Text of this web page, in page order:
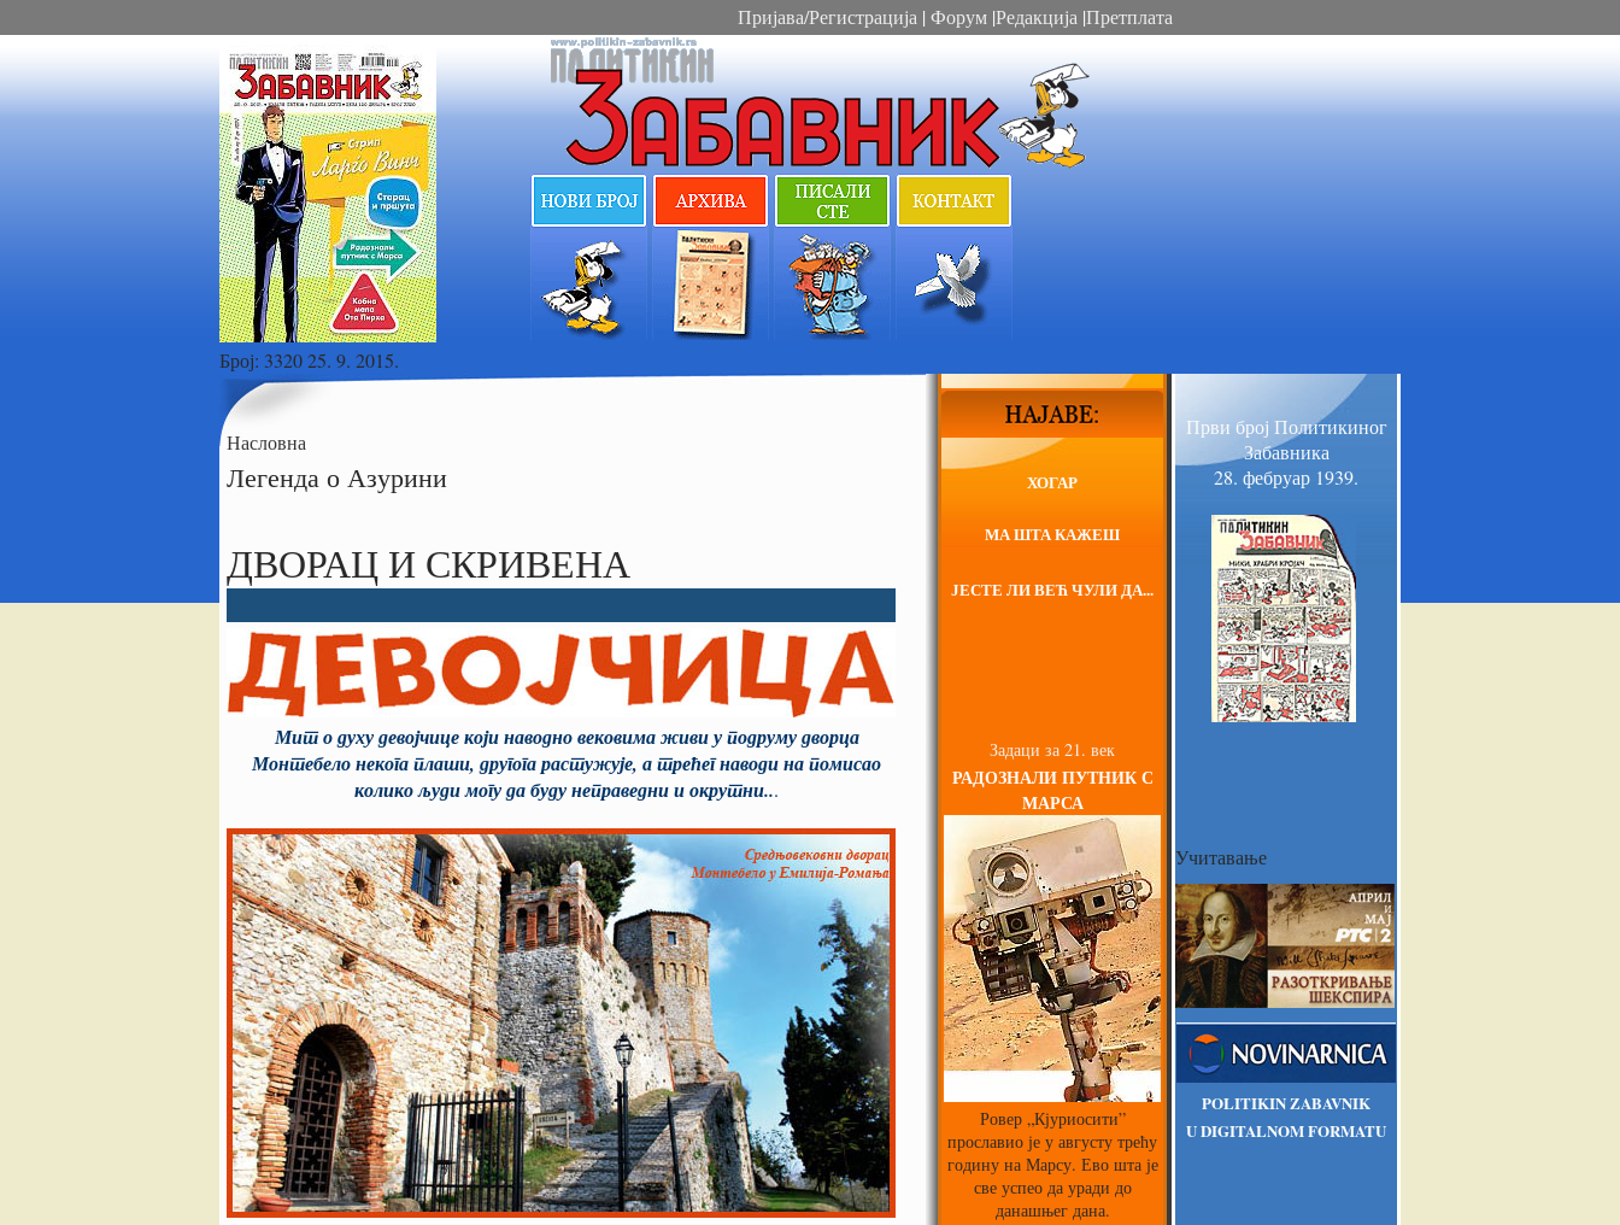
Број: 3320 25. 9. 2015.
Пријава/Регистрација | Форум |Редакција |Претплата
Насловна
Легенда о Азурини
ДВОРАЦ И СКРИВЕНА
Мит о духу девојчице који наводно вековима живи у подруму дворца
Монтебело некога плаши, другога растужује, а трећег наводи на помисао
колико људи могу да буду неправедни и окрутни...
ХОГАР
МА ШТА КАЖЕШ
ЈЕСТЕ ЛИ ВЕЋ ЧУЛИ ДА...
Задаци за 21. век
РАДОЗНАЛИ ПУТНИК С
МАРСА
Ровер „Кјуриосити”
прославио је у августу трећу
годину на Марсу. Ево шта је
све успео да уради до
данашњег дана.
Први број Политикиног
Забавника
28. фебруар 1939.
Учитавање
POLITIKIN ZABAVNIK
U DIGITALNOM FORMATU